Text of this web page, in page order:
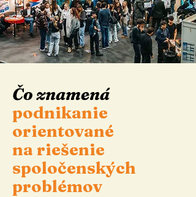
Čo znamená
podnikanie
orientované
na riešenie
spoločenských
problémov